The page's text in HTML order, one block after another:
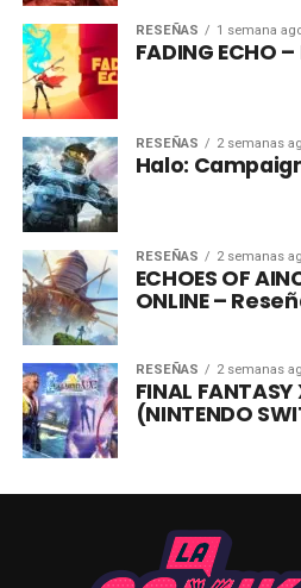
RESEÑAS 1 semana
FADING ECHO
RESEÑAS 2 semanas
Halo:
RESEÑAS 2 semanas
ECHOES OF
ONLINE –
RESEÑAS 2 semanas
FINAL
(NINTENDO